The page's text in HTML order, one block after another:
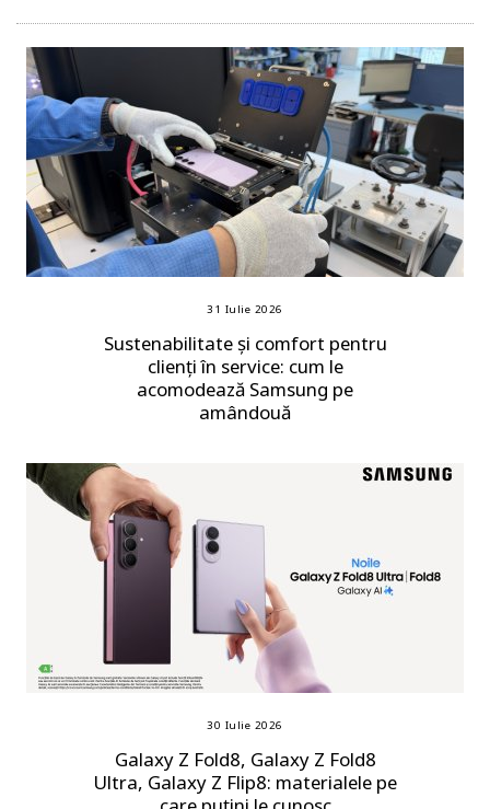
31 Iulie 2026
Sustenabilitate și comfort pentru
clienți în service: cum le
acomodează Samsung pe
amândouă
30 Iulie 2026
Galaxy Z Fold8, Galaxy Z Fold8
Ultra, Galaxy Z Flip8: materialele pe